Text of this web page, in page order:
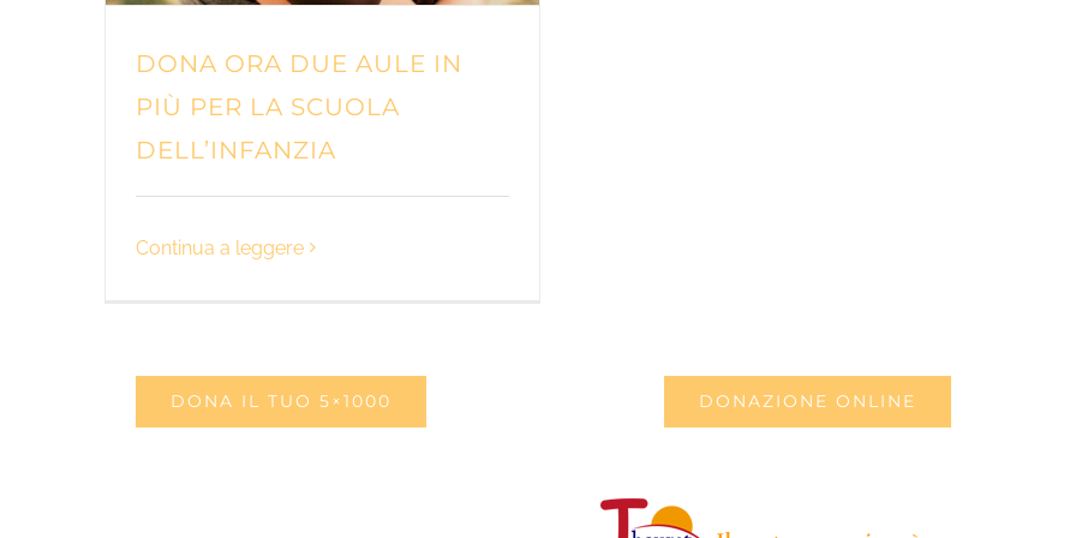
DONA ORA DUE AULE IN
PIÙ PER LA SCUOLA
DELL’INFANZIA
Continua a leggere
DONA IL TUO 5×1000 DONAZIONE ONLINE